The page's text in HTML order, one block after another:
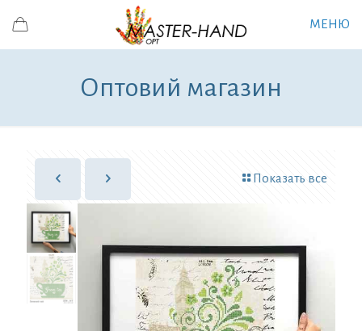
МЕНЮ
Оптовий магазин
Показать все